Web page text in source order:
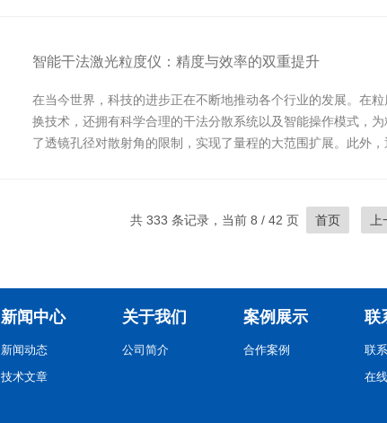
智能干法激光粒度仪：精度与效率的双重提升
在当今世界，科技的进步正在不断地推动各个行业的发展。在
换技术，还拥有科学合理的干法分散系统以及智能操作模式，
了透镜孔径对散射角的限制，实现了量程的大范围扩展。此外
共 333 条记录，当前 8 / 42 页 首页
新闻中心
新闻动态
技术文章
关于我们
公司简介
案例展示
合作案例
联
联
在